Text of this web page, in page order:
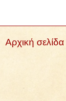
Αρχική σελίδα